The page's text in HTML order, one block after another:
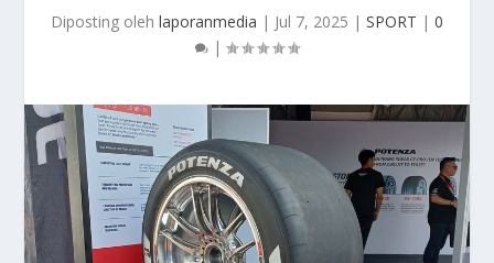
Diposting oleh laporanmedia | Jul 7, 2025 | SPORT | 0
|